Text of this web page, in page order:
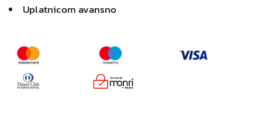
Uplatnicom avansno